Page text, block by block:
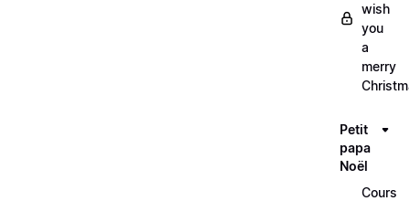
wish
you
a
merry
Petit
papa
Noël
Cours